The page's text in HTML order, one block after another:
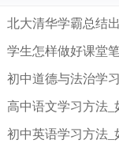
北大清华学霸总结
学生怎样做好课堂
初中道德与法治学
高中语文学习方法
初中英语学习方法